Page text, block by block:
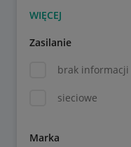
Zasilanie
brak informacji
sieciowe
Marka